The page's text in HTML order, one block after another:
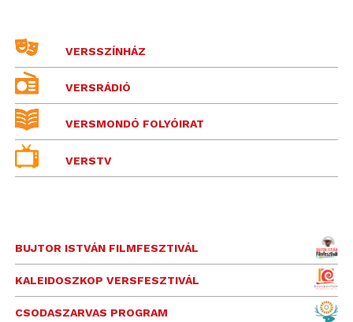
VERSSZÍNHÁZ
VERSRÁDIÓ
VERSMONDÓ FOLYÓIRAT
VERSTV
BUJTOR ISTVÁN FILMFESZTIVÁL
KALEIDOSZKOP VERSFESZTIVÁL
CSODASZARVAS PROGRAM